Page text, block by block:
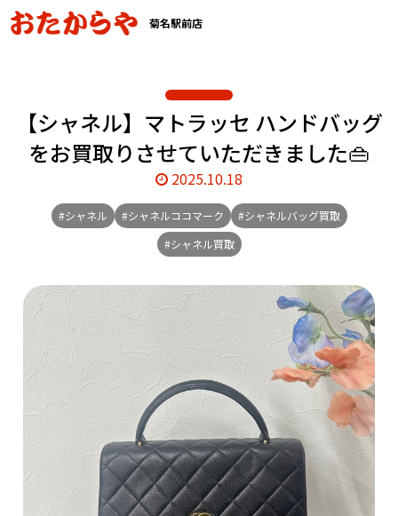
菊名駅前店
【シャネル】マトラッセ ハンドバッグ
をお買取りさせていただきました👜
2025.10.18
#シャネル #シャネルココマーク
#シャネルバッグ買取
#シャネル買取